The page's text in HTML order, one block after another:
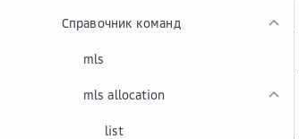
Справочник команд
mls
mls allocation
list